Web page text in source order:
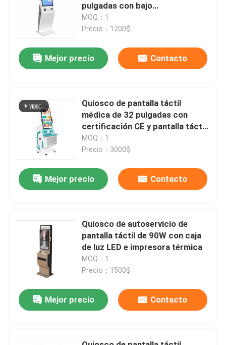
Hogar
Vídeos
Demostración de VR
Sobre nosotros
Control de calidad
Contáctenos
Noticias
pulgadas con bajo
mantenimiento para ordenar y
pagar alimentos
MOQ：1
Precio：1200$
Mejor precio Contacto
Quiosco de pantalla táctil
médica de 32 pulgadas con
certificación CE y pantalla táctil
capacitiva para registro de
hospital
MOQ：1
Precio：3000$
Mejor precio Contacto
Quiosco de autoservicio de
pantalla táctil de 90W con caja
de luz LED e impresora térmica
MOQ：1
Precio：1500$
Mejor precio Contacto